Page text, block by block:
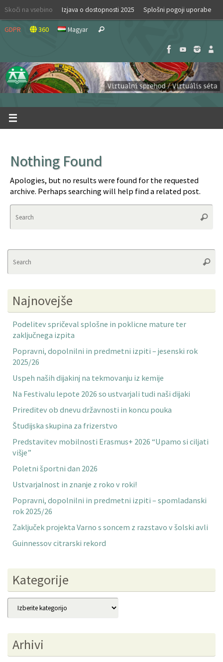
Skip
content
Skoči na vsebino Izjava o dostopnosti 2025 Splošni pogoji uporabe
GDPR 360 Magyar Search
Nothing Found
Apologies, but no results were found for the requested
archive. Perhaps searching will help find a related post.
Search
Najnovejše
Podelitev spričeval splošne in poklicne mature ter
zaključnega izpita
Popravni, dopolnilni in predmetni izpiti – jesenski rok
2025/26
Uspeh naših dijakinj na tekmovanju iz kemije
Na Festivalu lepote 2026 so ustvarjali tudi naši dijaki
Prireditev ob dnevu državnosti in koncu pouka
Študijska skupina za frizerstvo
Predstavitev mobilnosti Erasmus+ 2026 “Upamo si ciljati
višje”
Poletni športni dan 2026
Ustvarjalnost in znanje z roko v roki!
Popravni, dopolnilni in predmetni izpiti – spomladanski
rok 2025/26
Zaključek projekta Varno s soncem z razstavo v šolski avli
Guinnessov citrarski rekord
Kategorije
Kategorije
Arhivi